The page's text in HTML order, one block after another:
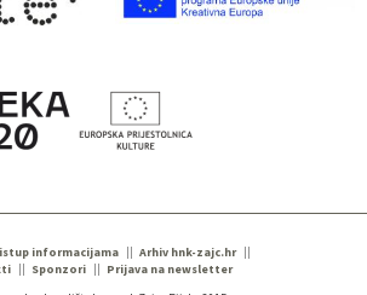
informacijama
Arhiv hnk-zajc.hr
Sponzori
Prijava na newsletter